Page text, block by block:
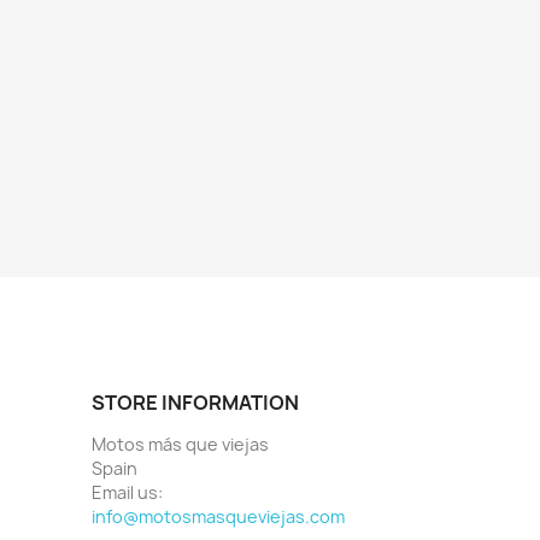
STORE INFORMATION
Motos más que viejas
Spain
Email us:
info@motosmasqueviejas.com